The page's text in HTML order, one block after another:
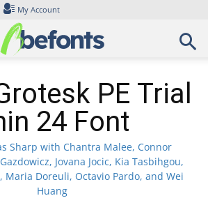
My Account
PE Trial
24 Font
Sharp with Chantra Malee, Connor
Jovana Jocic, Kia Tasbihgou,
Maria Doreuli, Octavio Pardo, and Wei
Huang